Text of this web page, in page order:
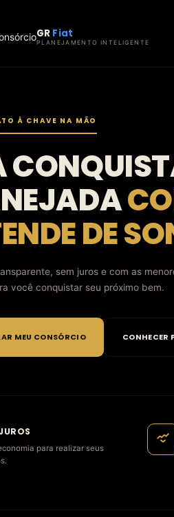
GR Fiat
PLANEJAMENTO INTELIGENTE
À CHAVE NA MÃO
DE
sem juros e com as
você conquistar seu próximo bem.
MEU CONSÓRCIO CONHECER
para realizar seus